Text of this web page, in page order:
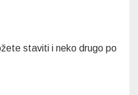
staviti i neko drugo po